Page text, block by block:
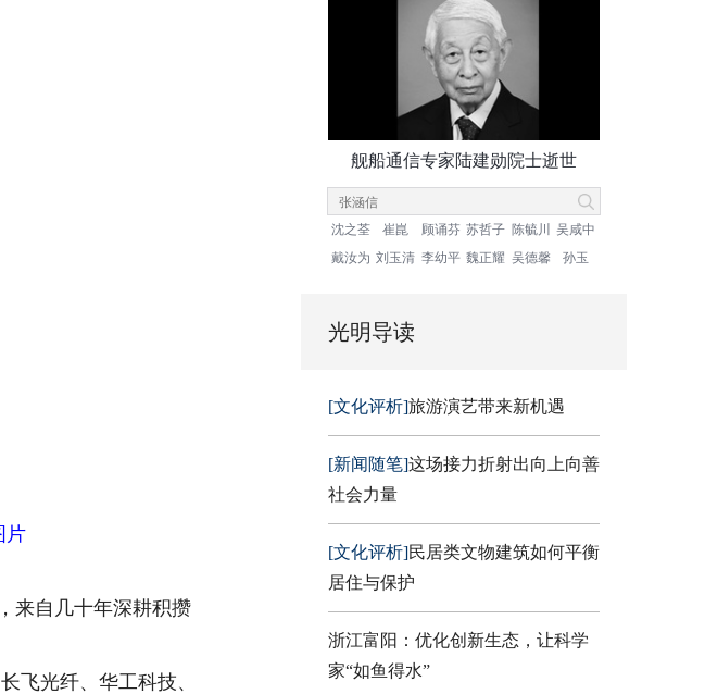
片
来自几十年深耕积攒
光纤、华工科技、
舰船通信专家陆建勋院士逝世
沈之荃 崔崑 顾诵芬 苏哲子 陈毓川
吴咸中
戴汝为 刘玉清 李幼平 魏正耀 吴德馨 孙玉
光明导读
[文化评析]旅游演艺带来新机遇
[新闻随笔]这场接力折射出向上向善
社会力量
[文化评析]民居类文物建筑如何平衡
居住与保护
浙江富阳：优化创新生态，让科学
家“如鱼得水”